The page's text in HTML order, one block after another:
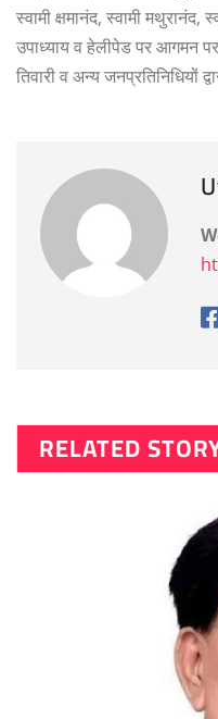
स्वामी क्षमानंद, स्वामी मथुरानंद,
उपाध्याय व हेलीपेड पर आगमन
तिवारी व अन्य जनप्रतिनिधियों
RELATED